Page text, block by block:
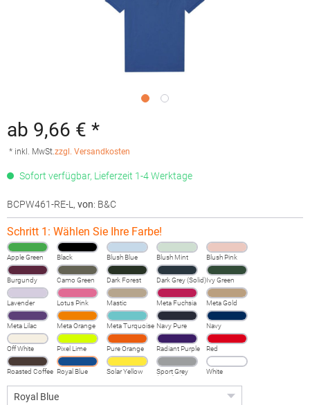
ab 9,66 € *
* inkl. MwSt.zzgl. Versandkosten
Sofort verfügbar, Lieferzeit 1-4 Werktage
BCPW461-RE-L , von: B&C
Schritt 1: Wählen Sie Ihre Farbe!
Apple Green Black Blush Blue Blush Mint Blush Pink
Burgundy Camo Green Dark Forest Dark Grey (Solid)Ivy Green
Lavender Lotus Pink Mastic Meta Fuchsia Meta Gold
Meta Lilac Meta Orange Meta Turquoise Navy Pure Navy
Off White Pixel Lime Pure Orange Radiant Purple Red
Roasted Coffee Royal Blue Solar Yellow
Sport Grey
(Heather)
White